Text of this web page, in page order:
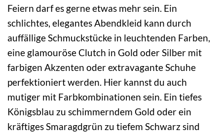
Feiern darf es gerne etwas mehr sein. Ein
schlichtes, elegantes Abendkleid kann durch
auffällige Schmuckstücke in leuchtenden Farben,
eine glamouröse Clutch in Gold oder Silber mit
farbigen Akzenten oder extravagante Schuhe
perfektioniert werden. Hier kannst du auch
mutiger mit Farbkombinationen sein. Ein tiefes
Königsblau zu schimmerndem Gold oder ein
kräftiges Smaragdgrün zu tiefem Schwarz sind